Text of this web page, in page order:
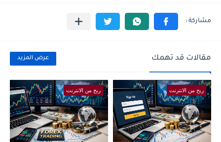
مقالات قد تهمك عرض المزيد
ربح من الانترنت ربح من الانترنت